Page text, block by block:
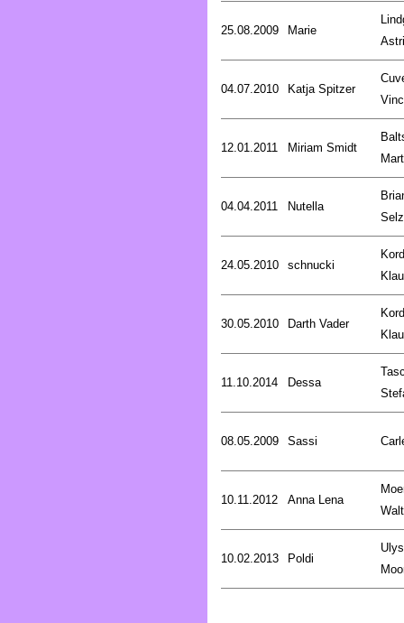
25.08.2009 Marie
04.07.2010 Katja Spitzer
12.01.2011 Miriam Smidt
04.04.2011 Nutella
24.05.2010 schnucki
30.05.2010 Darth Vader
11.10.2014 Dessa
08.05.2009 Sassi
10.11.2012 Anna Lena
10.02.2013 Poldi